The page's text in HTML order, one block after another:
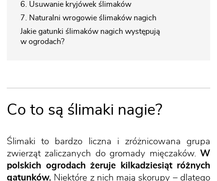
6. Usuwanie kryjówek ślimaków
7.
Naturalni wrogowie ślimaków nagich
Jakie gatunki ślimaków nagich występują
w ogrodach?
Co to są ślimaki nagie?
Ślimaki to bardzo liczna i zróżnicowana grupa
zwierząt zaliczanych do gromady mięczaków. W
polskich ogrodach żeruje kilkadziesiąt różnych
gatunków. Niektóre z nich mają skorupy – dlatego